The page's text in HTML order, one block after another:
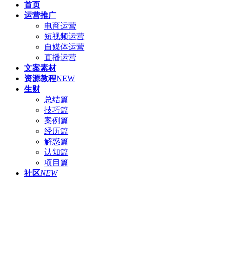
首页
运营推广
电商运营
短视频运营
自媒体运营
直播运营
文案素材
资源教程NEW
生财
总结篇
技巧篇
案例篇
经历篇
解惑篇
认知篇
项目篇
社区NEW